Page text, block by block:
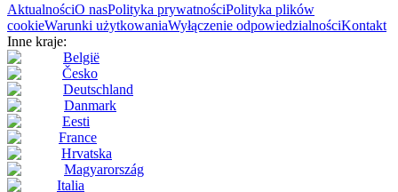
AktualnościO nasPolityka prywatnościPolityka plików
cookieWarunki użytkowaniaWyłączenie odpowiedzialnościKontakt
Inne kraje:
België
Česko
Deutschland
Danmark
Eesti
France
Hrvatska
Magyarország
Italia